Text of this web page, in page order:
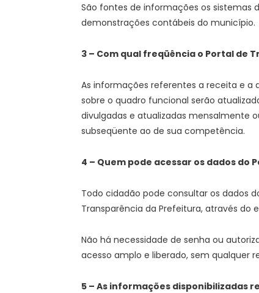
São fontes de informações os sistemas
demonstrações contábeis do município.
3 – Com qual freqüência o Portal de
As informações referentes a receita e a
sobre o quadro funcional serão
divulgadas e atualizadas mensalmente
subseqüente ao de sua competência.
4 – Quem pode acessar os dados do
Todo cidadão pode consultar os dados
Transparência da Prefeitura, através do
Não há necessidade de senha ou
acesso amplo e liberado, sem qualquer
5 – As informações